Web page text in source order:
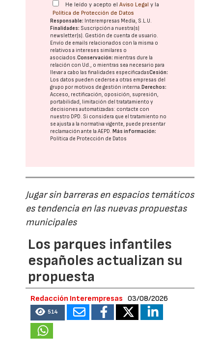
He leído y acepto elAviso Legal y la
Política de Protección de Datos
Responsable: Interempresas Media, S.L.U.
Finalidades: Suscripción a nuestra(s)
newsletter(s). Gestión de cuenta de usuario.
Envío de emails relacionados con la misma o
relativos a intereses similares o
asociados.Conservación: mientras dure la
relación con Ud., o mientras sea necesario para
llevar a cabo las finalidades especificadasCesión:
Los datos pueden cederse a otras empresas del
grupo por motivos de gestión interna.Derechos:
Acceso, rectificación, oposición, supresión,
portabilidad, limitación del tratatamiento y
decisiones automatizadas: contacte con
nuestro DPD . Si considera que el tratamiento no
se ajusta a la normativa vigente, puede presentar
reclamación ante laAEPD .Más información:
Política de Protección de Datos
Jugar sin barreras en espacios temáticos
es tendencia en las nuevas propuestas
municipales
Los parques infantiles
españoles actualizan su
propuesta
Redacción Interempresas 03/08/2026
514